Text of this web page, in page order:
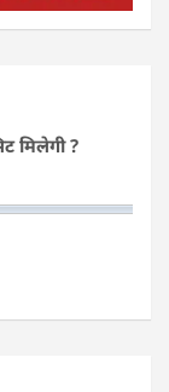
मिलेगी ?